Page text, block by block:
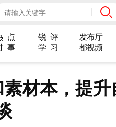
点 锐 评 发布厅
事
学 习 都视频
材本，提